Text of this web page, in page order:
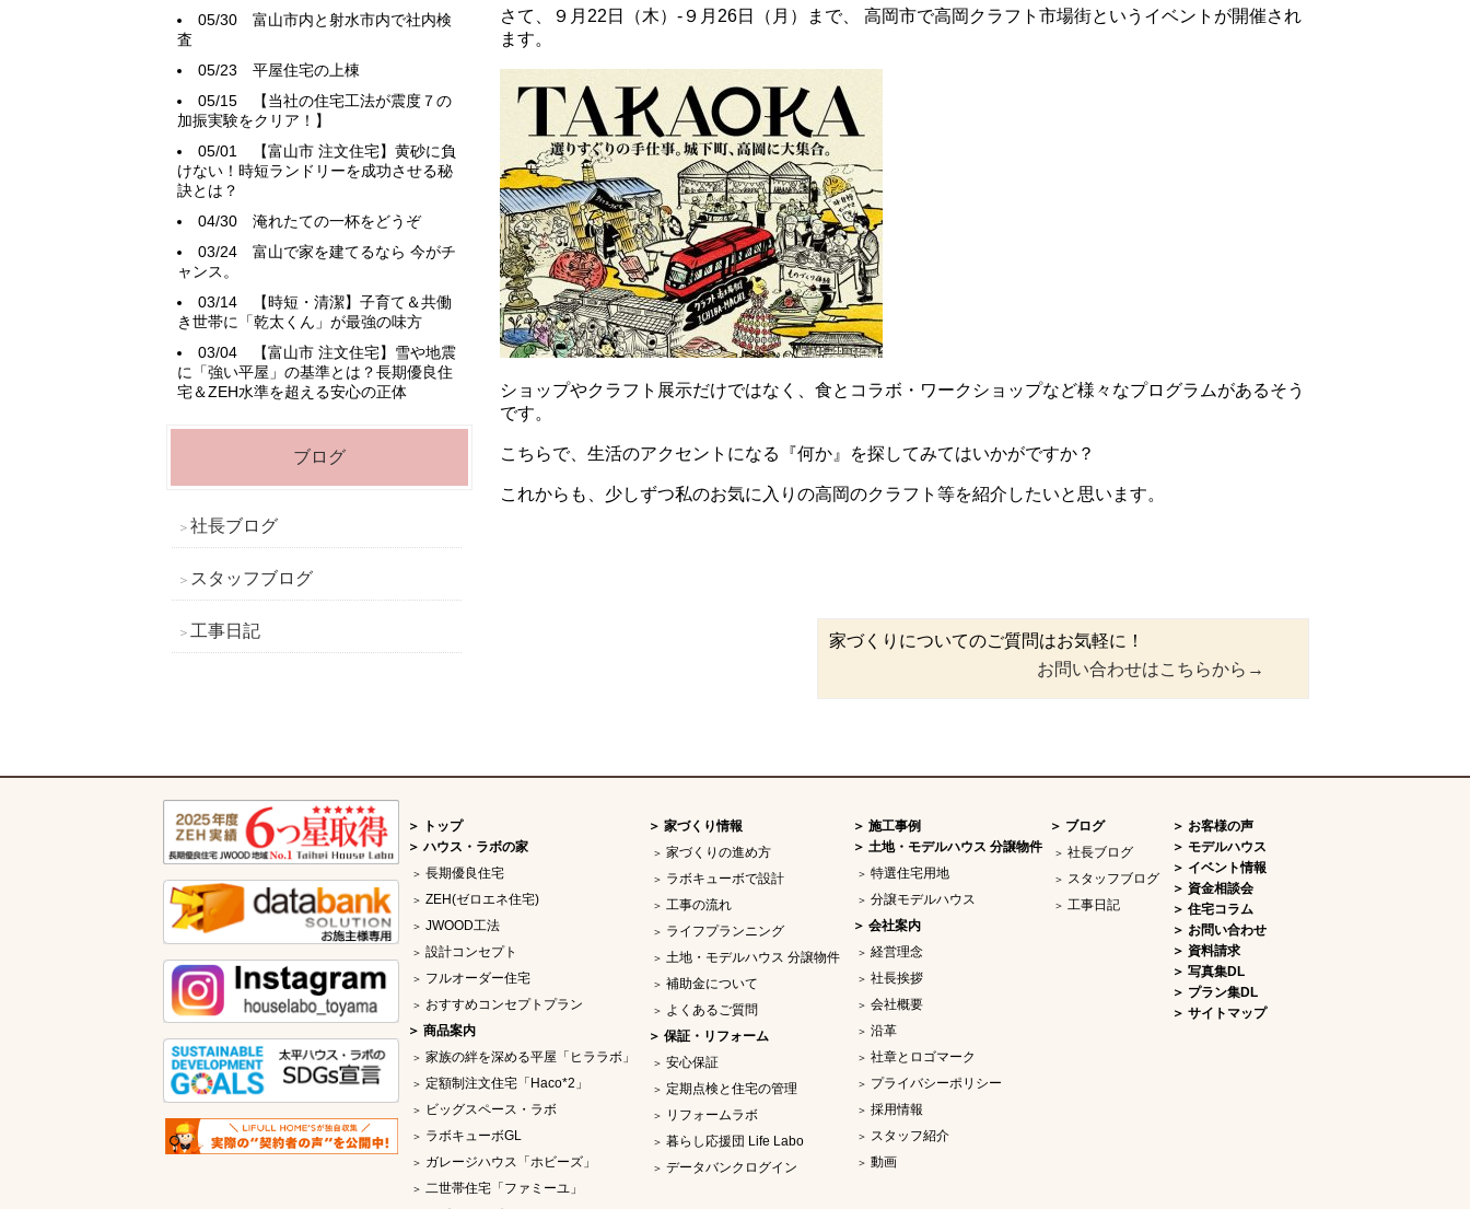
さて、９月22日（木）-９月26日（月）まで、 高岡市で高岡クラフト市場街というイベントが開催され
ます。
ショップやクラフト展示だけではなく、食とコラボ・ワークショップなど様々なプログラムがあるそう
です。
こちらで、生活のアクセントになる『何か』を探してみてはいかがですか？
これからも、少しずつ私のお気に入りの高岡のクラフト等を紹介したいと思います。
家づくりについてのご質問はお気軽に！
お問い合わせはこちらから→
05/30 富山市内と射水市内で社内検
査
05/23 平屋住宅の上棟
05/15
【当社の住宅工法が震度７の
加振実験をクリア！】
05/01
【富山市 注文住宅】黄砂に負
けない！時短ランドリーを成功させる秘
訣とは？
04/30 淹れたての一杯をどうぞ
03/24 富山で家を建てるなら 今がチ
ャンス。
03/14
【時短・清潔】子育て＆共働
き世帯に「乾太くん」が最強の味方
03/04
【富山市 注文住宅】雪や地震
に「強い平屋」の基準とは？長期優良住
宅＆ZEH水準を超える安心の正体
ブログ
社長ブログ
スタッフブログ
工事日記
トップ
ハウス・ラボの家
長期優良住宅
ZEH(ゼロエネ住宅)
JWOOD工法
設計コンセプト
フルオーダー住宅
おすすめコンセプトプラン
商品案内
家族の絆を深める平屋「ヒララボ」
定額制注文住宅「Haco*2」
ビッグスペース・ラボ
ラボキューボGL
ガレージハウス「ホビーズ」
二世帯住宅「ファミーユ」
家づくり情報
家づくりの進め方
ラボキューボで設計
工事の流れ
ライフプランニング
土地・モデルハウス 分譲物件
補助金について
よくあるご質問
保証・リフォーム
安心保証
定期点検と住宅の管理
リフォームラボ
暮らし応援団 Life Labo
データバンクログイン
施工事例
土地・モデルハウス 分譲物件
特選住宅用地
分譲モデルハウス
会社案内
経営理念
社長挨拶
会社概要
沿革
社章とロゴマーク
プライバシーポリシー
採用情報
スタッフ紹介
動画
ブログ
社長ブログ
スタッフブログ
工事日記
お客様の声
モデルハウス
イベント情報
資金相談会
住宅コラム
お問い合わせ
資料請求
写真集DL
プラン集DL
サイトマップ